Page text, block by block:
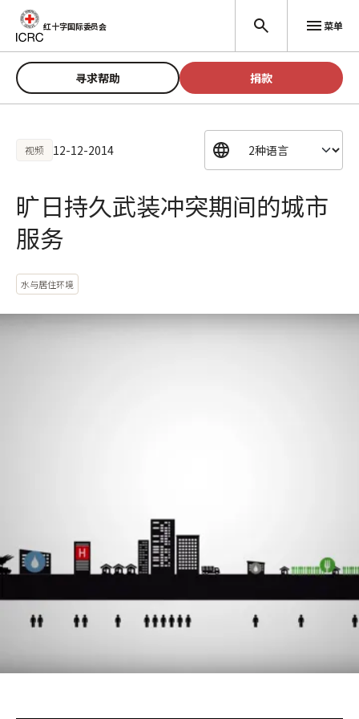
跳至主要内容
红十字国际委员会 菜单
寻求帮助 捐款
视频 12-12-2014
旷日持久武装冲突期间的城市
服务
水与居住环境